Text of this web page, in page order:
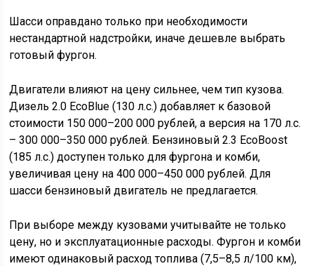
Шасси оправдано только при необходимости
нестандартной надстройки, иначе дешевле выбрать
готовый фургон.
Двигатели влияют на цену сильнее, чем тип кузова.
Дизель 2.0 EcoBlue (130 л.с.) добавляет к базовой
стоимости 150 000–200 000 рублей, а версия на 170 л.с.
– 300 000–350 000 рублей. Бензиновый 2.3 EcoBoost
(185 л.с.) доступен только для фургона и комби,
увеличивая цену на 400 000–450 000 рублей. Для
шасси бензиновый двигатель не предлагается.
При выборе между кузовами учитывайте не только
цену, но и эксплуатационные расходы. Фургон и комби
имеют одинаковый расход топлива (7,5–8,5 л/100 км),